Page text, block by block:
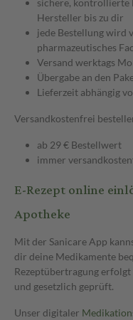
Hersteller bis zu dir
jede Bestellung wird
pharmazeutisches
Versand werktags
Übergabe an den
Lieferzeit abhängig
Versandkostenfrei
ab 29 € Bestellwert
immer
E-Rezept online
Apotheke
Mit der Sanicare App
dir deine Medikamente
Rezeptübertragung
und gesetzlich geprüft.
Unser digitaler